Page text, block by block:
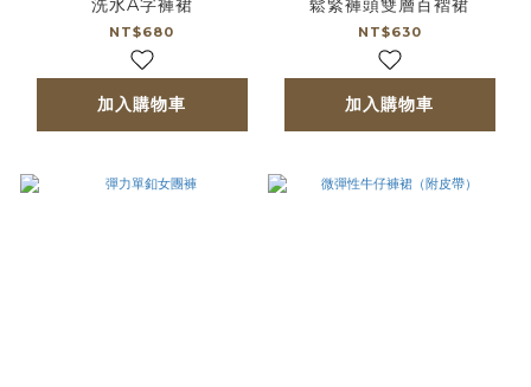
洗水A字褲裙
NT$680
加入購物車
鬆緊褲頭雙層百褶裙
NT$630
加入購物車